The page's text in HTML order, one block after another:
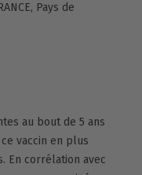
Pays de
au bout de 5 ans
vaccin en plus
En corrélation avec